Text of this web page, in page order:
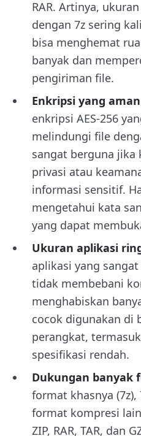
RAR. Artinya,
dengan 7z sering
bisa menghemat
banyak dan
pengiriman file.
Enkripsi yang aman
enkripsi AES-256
melindungi file
sangat berguna jika
privasi atau
informasi sensitif.
mengetahui kata
yang dapat
Ukuran aplikasi
aplikasi yang
tidak membebani
menghabiskan
cocok digunakan di
perangkat,
spesifikasi rendah.
Dukungan banyak
format khasnya
format kompresi
ZIP, RAR, TAR, dan